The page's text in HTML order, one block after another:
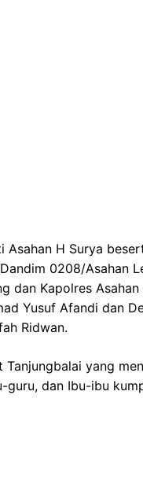
H Surya
0208/Asahan
dan Kapolres
Yusuf Afandi dan
Ridwan.
Tanjungbalai yang
guru, dan Ibu-ibu